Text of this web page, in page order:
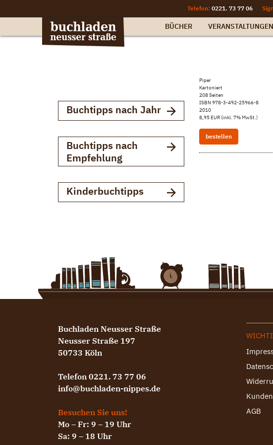
Telefon: 0221. 73 77 06
BÜCHER VERANSTALTUNGEN
Buchtipps nach Jahr
Buchtipps nach
Empfehlung
Kinderbuchtipps
Piper
Kartoniert
208 Seiten
ISBN 978-3-492-25966-8
2010
8,95 EUR (inkl. 7% MwSt.)
bestellen
Buchladen Neusser Straße
Neusser Straße 197
50733 Köln
Telefon 0221. 73 77 06
info@buchladen-nippes.de
Besuchen Sie uns!
Mo – Fr: 9 – 19 Uhr
Sa: 9 – 18 Uhr
AGB